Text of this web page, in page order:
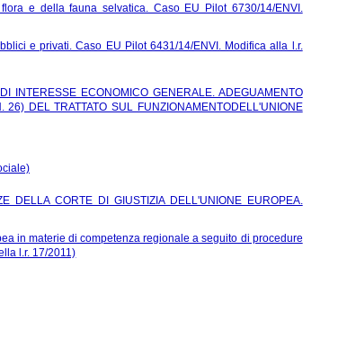
e della fauna selvatica. Caso EU Pilot 6730/14/ENVI.
e privati. Caso EU Pilot 6431/14/ENVI. Modifica alla l.r.
INTERESSE ECONOMICO GENERALE. ADEGUAMENTO
DEL TRATTATO SUL FUNZIONAMENTODELL'UNIONE
DELLA CORTE DI GIUSTIZIA DELL'UNIONE EUROPEA.
in materie di competenza regionale a seguito di procedure
l.r. 17/2011)